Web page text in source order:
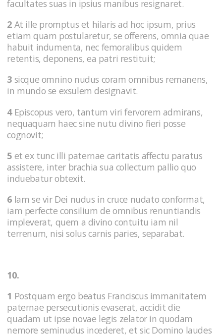
facultates suas in ipsius manibus resignaret.
2 At ille promptus et hilaris ad hoc ipsum, prius
etiam quam postularetur, se offerens, omnia quae
habuit indumenta, nec femoralibus quidem
retentis, deponens, ea patri restituit;
3 sicque omnino nudus coram omnibus remanens,
in mundo se exsulem designavit.
4Episcopus vero, tantum viri fervorem admirans,
nequaquam haec sine nutu divino fieri posse
cognovit;
5 et ex tunc illi paternae caritatis affectu paratus
assistere, inter brachia sua collectum pallio quo
induebatur obtexit.
6 Iam se vir Dei nudus in cruce nudato conformat,
iam perfecte consilium de omnibus renuntiandis
impleverat, quem a divino contuitu iam nil
terrenum, nisi solus carnis paries, separabat.
10.
1 Postquam ergo beatus Franciscus immanitatem
paternae persecutionis evaserat, accidit die
quadam ut ipse novae legis zelator in quodam
nemore seminudus incederet, et sic Domino laudes